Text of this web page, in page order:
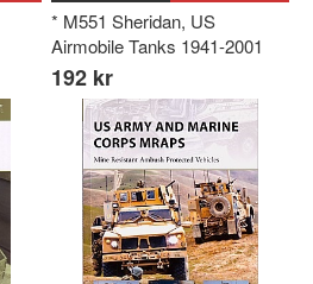
* M551 Sheridan, US
Airmobile Tanks 1941-2001
192 kr